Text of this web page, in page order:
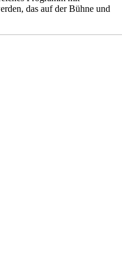
das auf der Bühne und